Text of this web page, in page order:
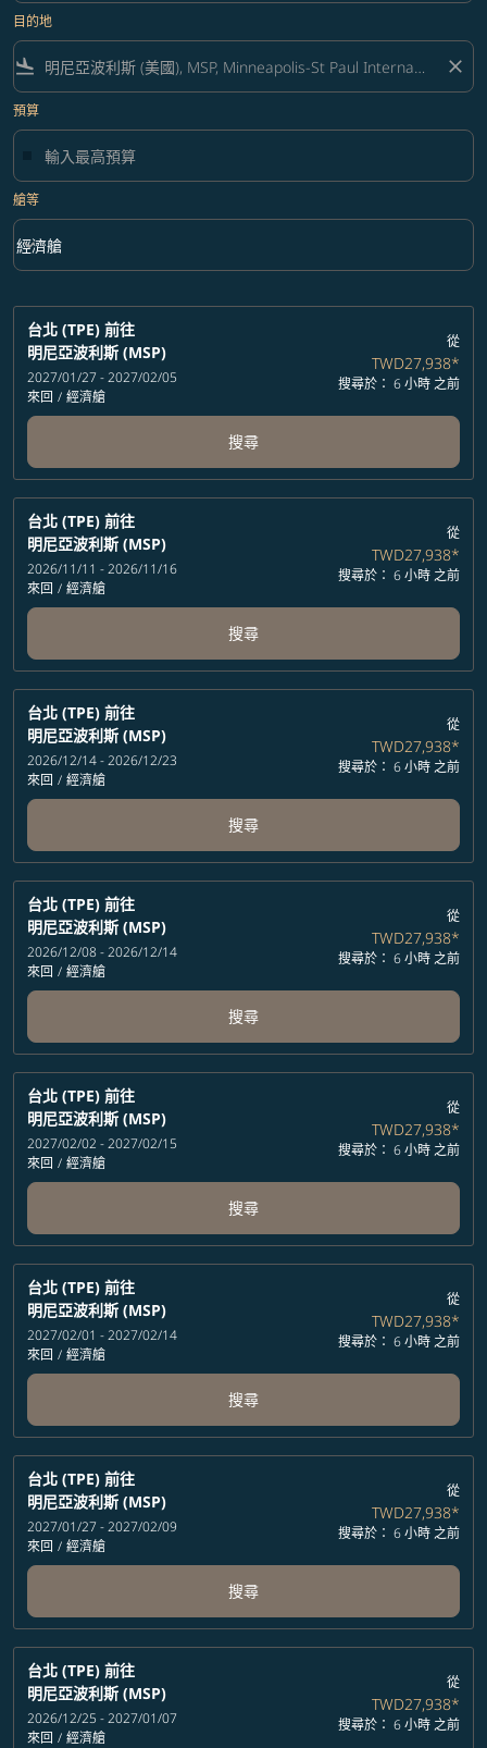
目的地
flight_land close
預算
艙等
艙等 option 經濟艙 Selected
經濟艙
keyboard_arrow_down
台北 (TPE) 前往
明尼亞波利斯 (MSP)
2027/01/27 - 2027/02/05
來回 / 經濟艙
從
TWD27,938*
搜尋於： 6 小時 之前
搜尋
台北 (TPE) 前往
明尼亞波利斯 (MSP)
2026/11/11 - 2026/11/16
來回 / 經濟艙
從
TWD27,938*
搜尋於： 6 小時 之前
搜尋
台北 (TPE) 前往
明尼亞波利斯 (MSP)
2026/12/14 - 2026/12/23
來回 / 經濟艙
從
TWD27,938*
搜尋於： 6 小時 之前
搜尋
台北 (TPE) 前往
明尼亞波利斯 (MSP)
2026/12/08 - 2026/12/14
來回 / 經濟艙
從
TWD27,938*
搜尋於： 6 小時 之前
搜尋
台北 (TPE) 前往
明尼亞波利斯 (MSP)
2027/02/02 - 2027/02/15
來回 / 經濟艙
從
TWD27,938*
搜尋於： 6 小時 之前
搜尋
台北 (TPE) 前往
明尼亞波利斯 (MSP)
2027/02/01 - 2027/02/14
來回 / 經濟艙
從
TWD27,938*
搜尋於： 6 小時 之前
搜尋
台北 (TPE) 前往
明尼亞波利斯 (MSP)
2027/01/27 - 2027/02/09
來回 / 經濟艙
從
TWD27,938*
搜尋於： 6 小時 之前
搜尋
台北 (TPE) 前往
明尼亞波利斯 (MSP)
2026/12/25 - 2027/01/07
來回 / 經濟艙
從
TWD27,938*
搜尋於： 6 小時 之前